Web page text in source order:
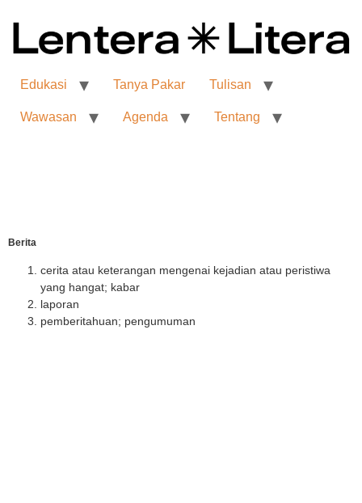
Edukasi Tanya Pakar Tulisan
Wawasan Agenda Tentang
Berita
cerita atau keterangan mengenai kejadian atau peristiwa
yang hangat; kabar
laporan
pemberitahuan; pengumuman